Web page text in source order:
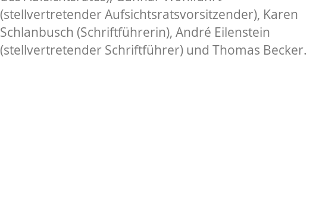
(stellvertretender Aufsichtsratsvorsitzender), Karen
Schlanbusch (Schriftführerin), André Eilenstein
(stellvertretender Schriftführer) und Thomas Becker.